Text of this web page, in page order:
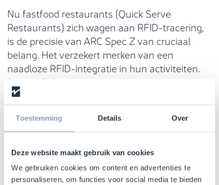
Toestemming Details Over
Deze website maakt gebruik van cookies
We gebruiken cookies om content en advertenties te
personaliseren, om functies voor social media te bieden
Nu fastfood restaurants (Quick Serve
Restaurants) zich wagen aan RFID-tracering,
is de precisie van ARC Spec Z van cruciaal
belang. Het verzekert merken van een
naadloze RFID-integratie in hun activiteiten.
Dankzij Tyfung's grote geheugen en de
mogelijkheid om zowel complexe als
uitgebreide coderingen uit te voeren, kan
Tyfung moeiteloos voldoen aan de vereisten
voor Spec Z, naast de bestaande 15 ARC specs
die het heeft gehaald, waaronder die voor de
detailhandel, elektronica en Walmart
specifieke vereisten.